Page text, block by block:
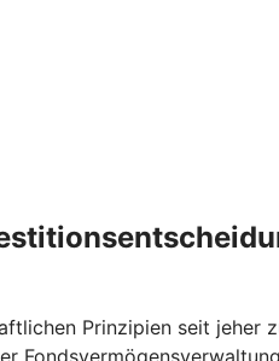
Prinzipien seit